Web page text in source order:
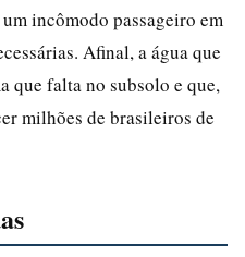
incômodo passageiro em
Afinal, a água que
que falta no subsolo e que,
milhões de brasileiros de